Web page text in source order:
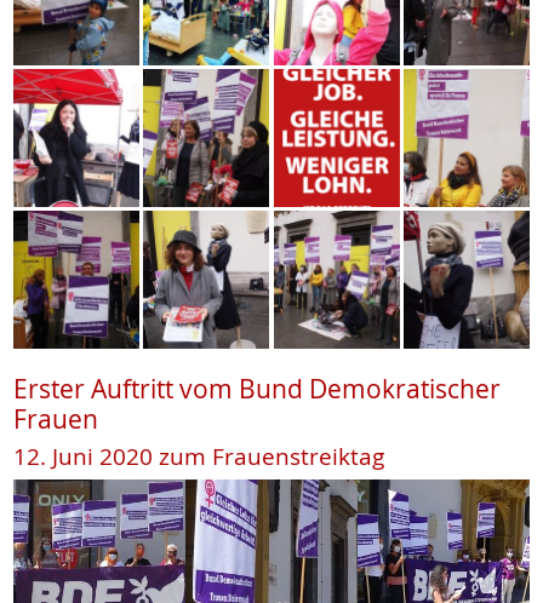
Erster Auftritt vom Bund Demokratischer
Frauen
12. Juni 2020 zum Frauenstreiktag